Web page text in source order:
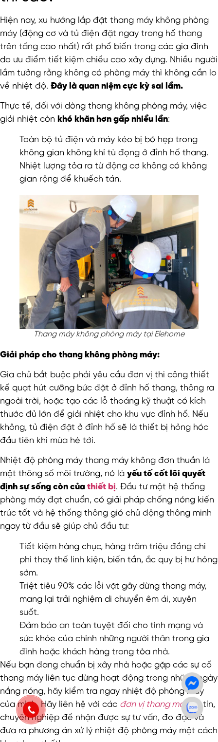
Hiện nay, xu hướng lắp đặt thang máy không phòng
máy (động cơ và tủ điện đặt ngay trong hố thang
trên tầng cao nhất) rất phổ biến trong các gia đình
do ưu điểm tiết kiệm chiều cao xây dựng. Nhiều người
lầm tưởng rằng không có phòng máy thì không cần lo
về nhiệt độ. Đây là quan niệm cực kỳ sai lầm.
Thực tế, đối với dòng thang không phòng máy, việc
giải nhiệt còn khó khăn hơn gấp nhiều lần:
Toàn bộ tủ điện và máy kéo bị bó hẹp trong
không gian không khí tù đọng ở đỉnh hố thang.
Nhiệt lượng tỏa ra từ động cơ không có không
gian rộng để khuếch tán.
Thang máy không phòng máy tại Elehome
Giải pháp cho thang không phòng máy:
Gia chủ bắt buộc phải yêu cầu đơn vị thi công thiết
kế quạt hút cưỡng bức đặt ở đỉnh hố thang, thông ra
ngoài trời, hoặc tạo các lỗ thoáng kỹ thuật có kích
thước đủ lớn để giải nhiệt cho khu vực đỉnh hố. Nếu
không, tủ điện đặt ở đỉnh hố sẽ là thiết bị hỏng hóc
đầu tiên khi mùa hè tới.
Nhiệt độ phòng máy thang máy không đơn thuần là
một thông số môi trường, nó là yếu tố cốt lõi quyết
định sự sống còn của thiết bị. Đầu tư một hệ thống
phòng máy đạt chuẩn, có giải pháp chống nóng kiến
trúc tốt và hệ thống thông gió chủ động thông minh
ngay từ đầu sẽ giúp chủ đầu tư:
Tiết kiệm hàng chục, hàng trăm triệu đồng chi
phí thay thế linh kiện, biến tần, ắc quy bị hư hỏng
sớm.
Triệt tiêu 90% các lỗi vặt gây dừng thang máy,
mang lại trải nghiệm di chuyển êm ái, xuyên
suốt.
Đảm bảo an toàn tuyệt đối cho tính mạng và
sức khỏe của chính những người thân trong gia
đình hoặc khách hàng trong tòa nhà.
Nếu bạn đang chuẩn bị xây nhà hoặc gặp các sự cố
thang máy liên tục dừng hoạt động trong những ngày
nắng nóng, hãy kiểm tra ngay nhiệt độ phòng máy
của mình. Hãy liên hệ với các đơn vị thang máyuy tín,
chuyên nghiệp để nhận được sự tư vấn, đo đạc và
đưa ra phương án xử lý nhiệt độ phòng máy một cách